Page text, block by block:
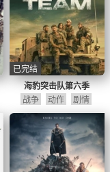
海豹突击队第六季
已完结
战争 动作 剧情